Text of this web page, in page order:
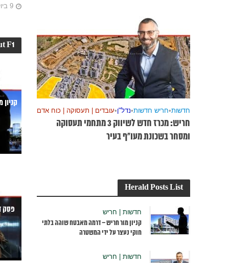
9 ביולי 2023
F1
פסק
חדשות•חריש חדשות•נדל"ן•עובדים | תעסוקה | כוח אדם
חריש: מכרז חדש לשיווק 3 מתחמי תעסוקה
ומסחר בשכונת מעו”ף בעיר
Herald Posts List
חדשות | חריש
קניון מור חריש – דרמה מאבטח שוהה בלתי
חוקי נעצר על ידי המשטרה
חדשות | חריש